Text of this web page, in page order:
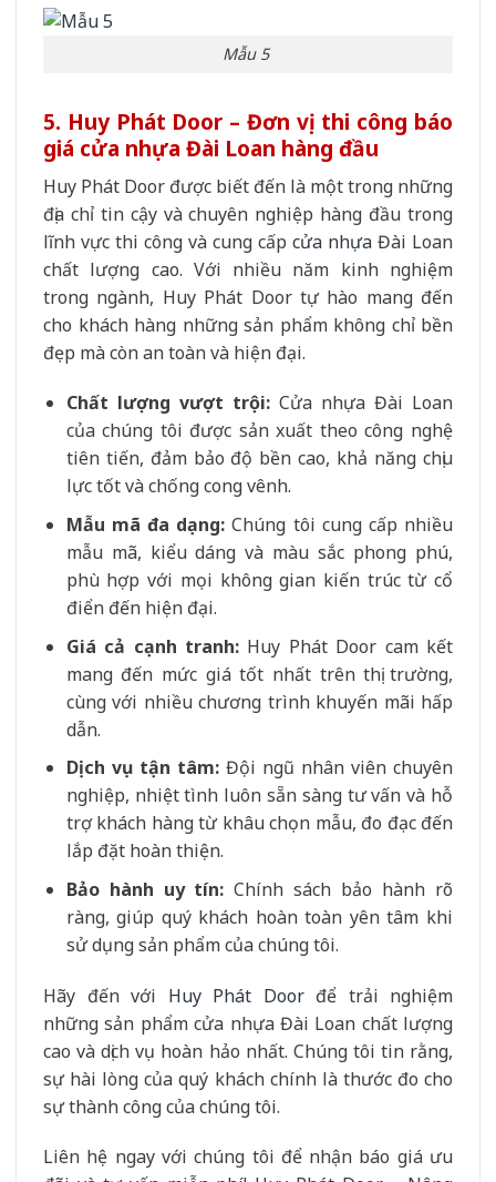
Mẫu 5
5. Huy Phát Door – Đơn vị thi công báo
giá cửa nhựa Đài Loan hàng đầu
Huy Phát Door được biết đến là một trong những
địa chỉ tin cậy và chuyên nghiệp hàng đầu trong
lĩnh vực thi công và cung cấp cửa nhựa Đài Loan
chất lượng cao. Với nhiều năm kinh nghiệm
trong ngành, Huy Phát Door tự hào mang đến
cho khách hàng những sản phẩm không chỉ bền
đẹp mà còn an toàn và hiện đại.
Chất lượng vượt trội:Cửa nhựa Đài Loan
của chúng tôi được sản xuất theo công nghệ
tiên tiến, đảm bảo độ bền cao, khả năng chịu
lực tốt và chống cong vênh.
Mẫu mã đa dạng: Chúng tôi cung cấp nhiều
mẫu mã, kiểu dáng và màu sắc phong phú,
phù hợp với mọi không gian kiến trúc từ cổ
điển đến hiện đại.
Giá cả cạnh tranh: Huy Phát Door cam kết
mang đến mức giá tốt nhất trên thị trường,
cùng với nhiều chương trình khuyến mãi hấp
dẫn.
Dịch vụ tận tâm:Đội ngũ nhân viên chuyên
nghiệp, nhiệt tình luôn sẵn sàng tư vấn và hỗ
trợ khách hàng từ khâu chọn mẫu, đo đạc đến
lắp đặt hoàn thiện.
Bảo hành uy tín: Chính sách bảo hành rõ
ràng, giúp quý khách hoàn toàn yên tâm khi
sử dụng sản phẩm của chúng tôi.
Hãy đến với Huy Phát Doorđể trải nghiệm
những sản phẩm cửa nhựa Đài Loan chất lượng
cao và dịch vụ hoàn hảo nhất. Chúng tôi tin rằng,
sự hài lòng của quý khách chính là thước đo cho
sự thành công của chúng tôi.
Liên hệ ngay với chúng tôi để nhận báo giá ưu